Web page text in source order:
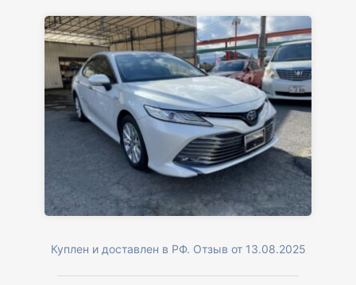
Куплен и доставлен в РФ. Отзыв от 13.08.2025